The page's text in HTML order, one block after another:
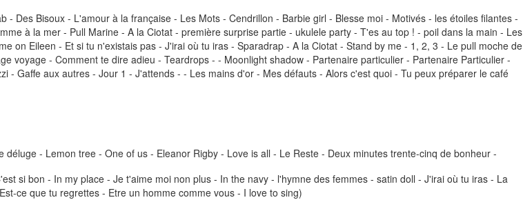
Des Bisoux - L'amour à la française - Les Mots - Cendrillon - Barbie girl - Blesse moi - Motivés - les étoiles filantes -
à la mer - Pull Marine - A la Ciotat - première surprise partie - ukulele party - T'es au top ! - poil dans la main - Les
on Eileen - Et si tu n'existais pas - J'irai où tu iras - Sparadrap - A la Ciotat - Stand by me - 1, 2, 3 - Le pull moche de
voyage - Comment te dire adieu - Teardrops - - Moonlight shadow - Partenaire particulier - Partenaire Particulier -
Gaffe aux autres - Jour 1 - J'attends - - Les mains d'or - Mes défauts - Alors c'est quoi - Tu peux préparer le café
- Lemon tree - One of us - Eleanor Rigby - Love is all - Le Reste - Deux minutes trente-cinq de bonheur -
si bon - In my place - Je t'aime moi non plus - In the navy - l'hymne des femmes - satin doll - J'irai où tu iras - La
ce que tu regrettes - Etre un homme comme vous - I love to sing)